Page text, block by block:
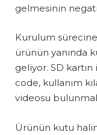
gelmesinin
Kurulum
ürünün yanında
geliyor. SD kartın
code, kullanım
videosu
Ürünün kutu